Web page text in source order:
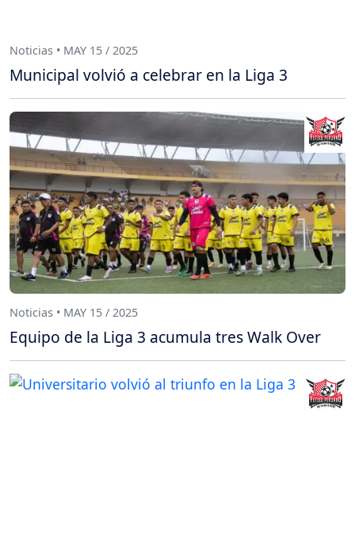
Noticias • MAY 15 / 2025
Municipal volvió a celebrar en la Liga 3
Noticias • MAY 15 / 2025
Equipo de la Liga 3 acumula tres Walk Over